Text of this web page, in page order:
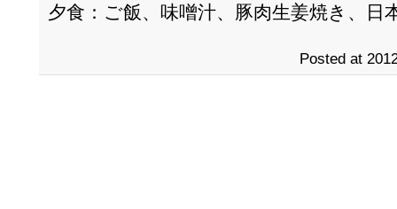
夕食：ご飯、味噌汁、豚肉生姜焼き、日
Posted at